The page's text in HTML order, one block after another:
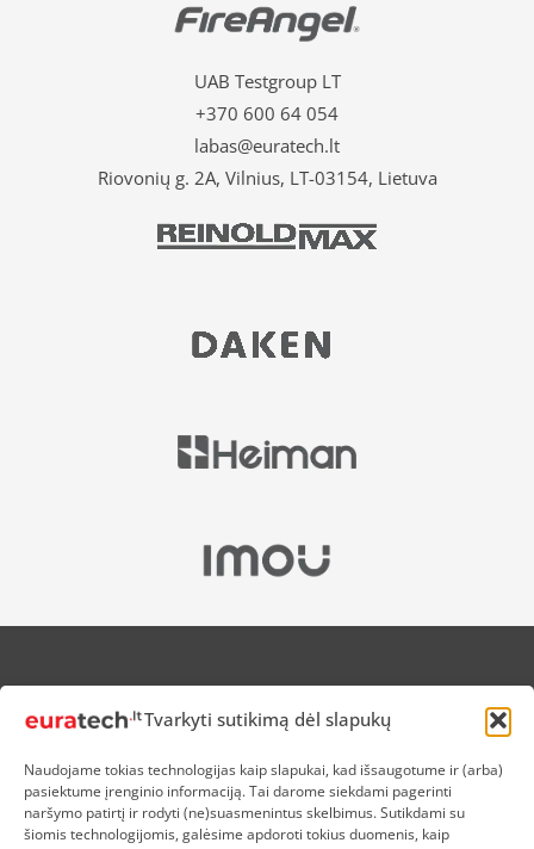
Tvarkyti sutikimą dėl slapukų
Naudojame tokias technologijas kaip slapukai, kad išsaugotume ir (arba)
pasiektume įrenginio informaciją. Tai darome siekdami pagerinti
naršymo patirtį ir rodyti (ne)suasmenintus skelbimus. Sutikdami su
šiomis technologijomis, galėsime apdoroti tokius duomenis, kaip
UAB Testgroup LT
+370 600 64 054
labas@euratech.lt
Riovonių g. 2A, Vilnius, LT-03154, Lietuva
APIE MUS
NUOLAIDOS HEROJAMS
PREKIŲ IR PINIGŲ GRĄŽINIMAS
ATSISKAITYMAS
D.U.K